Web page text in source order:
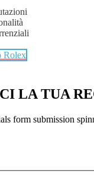
Rolex
LA TUA